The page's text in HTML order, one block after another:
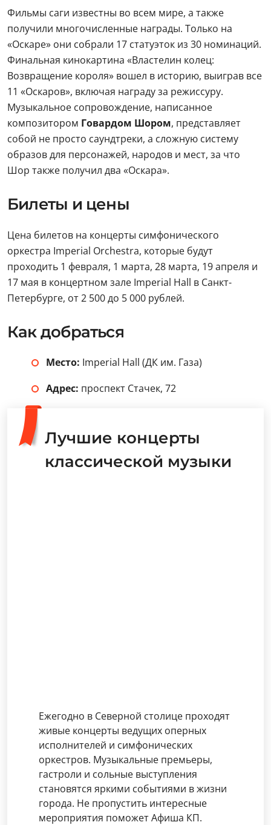
Фильмы саги известны во всем мире, а также
получили многочисленные награды. Только на
«Оскаре» они собрали 17 статуэток из 30 номинаций.
Финальная кинокартина «Властелин колец:
Возвращение короля» вошел в историю, выиграв все
11 «Оскаров», включая награду за режиссуру.
Музыкальное сопровождение, написанное
композитором Говардом Шором, представляет
собой не просто саундтреки, а сложную систему
образов для персонажей, народов и мест, за что
Шор также получил два «Оскара».
Билеты и цены
Цена билетов на концерты симфонического
оркестра Imperial Orchestra, которые будут
проходить 1 февраля, 1 марта, 28 марта, 19 апреля и
17 мая в концертном зале Imperial Hall в Санкт-
Петербурге, от 2 500 до 5 000 рублей.
Как добраться
Место: Imperial Hall (ДК им. Газа)
Адрес: проспект Стачек, 72
Лучшие концерты
классической музыки
Ежегодно в Северной столице проходят
живые концерты ведущих оперных
исполнителей и симфонических
оркестров. Музыкальные премьеры,
гастроли и сольные выступления
становятся яркими событиями в жизни
города. Не пропустить интересные
мероприятия поможет Афиша КП.